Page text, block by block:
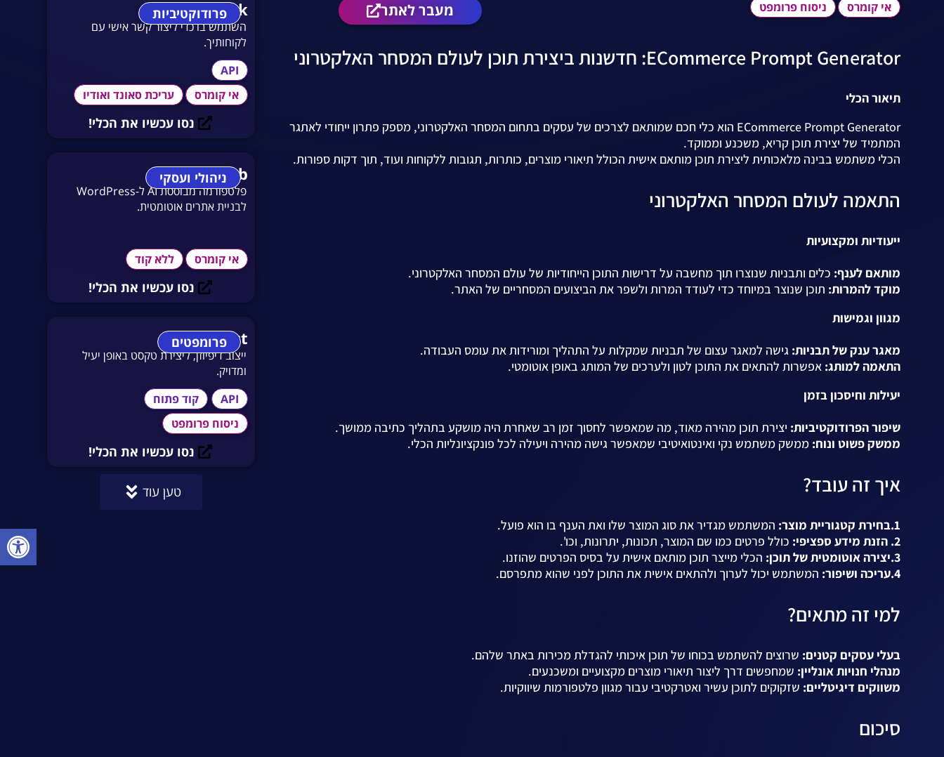
אי קומרס ניסוח פרומפט מעבר לאתר
ECommerce Prompt Generator: חדשנות ביצירת תוכן לעולם המסחר האלקטרוני
תיאור הכלי
ECommerce Prompt Generator הוא כלי חכם שמותאם לצרכים של עסקים בתחום המסחר האלקטרוני, מספק פתרון ייחודי לאתגר
המתמיד של יצירת תוכן קריא, משכנע וממוקד.
הכלי משתמש בבינה מלאכותית ליצירת תוכן מותאם אישית הכולל תיאורי מוצרים, כותרות, תגובות ללקוחות ועוד, תוך דקות ספורות.
התאמה לעולם המסחר האלקטרוני
ייעודיות ומקצועיות
מותאם לענף: כלים ותבניות שנוצרו תוך מחשבה על דרישות התוכן הייחודיות של עולם המסחר האלקטרוני.
מוקד להמרות: תוכן שנוצר במיוחד כדי לעודד המרות ולשפר את הביצועים המסחריים של האתר.
מגוון וגמישות
מאגר ענק של תבניות: גישה למאגר עצום של תבניות שמקלות על התהליך ומורידות את עומס העבודה.
התאמה למותג: אפשרות להתאים את התוכן לטון ולערכים של המותג באופן אוטומטי.
יעילות וחיסכון בזמן
שיפור הפרודוקטיביות: יצירת תוכן מהירה מאוד, מה שמאפשר לחסוך זמן רב שאחרת היה מושקע בתהליך כתיבה ממושך.
ממשק פשוט ונוח: ממשק משתמש נקי ואינטואיטיבי שמאפשר גישה מהירה ויעילה לכל פונקציונליות הכלי.
איך זה עובד?
1.בחירת קטגוריית מוצר:
המשתמש מגדיר את סוג המוצר שלו ואת הענף בו הוא פועל.
2. הזנת מידע ספציפי:
כולל פרטים כמו שם המוצר, תכונות, יתרונות, וכו'.
3.יצירה אוטומטית של תוכן:
הכלי מייצר תוכן מותאם אישית על בסיס הפרטים שהוזנו.
4.עריכה ושיפור:
המשתמש יכול לערוך ולהתאים אישית את התוכן לפני שהוא מתפרסם.
למי זה מתאים?
בעלי עסקים קטנים: שרוצים להשתמש בכוחו של תוכן איכותי להגדלת מכירות באתר שלהם.
מנהלי חנויות אונליין: שמחפשים דרך ליצור תיאורי מוצרים מקצועיים ומשכנעים.
משווקים דיגיטליים: שזקוקים לתוכן עשיר ואטרקטיבי עבור מגוון פלטפורמות שיווקיות.
סיכום
פרודוקטיביות
Maverick
השתמש בו כדי ליצור קשר אישי עם
לקוחותיך.
API
אי קומרס
עריכת סאונד ואודיו
נסו עכשיו את הכלי!
ניהולי ועסקי
10Web
פלטפורמה מבוססת AI ל-WordPress
לבניית אתרים אוטומטית.
אי קומרס ללא קוד
נסו עכשיו את הכלי!
פרומפטים
Promptist
ייצוב דיפיוזן, ליצירת טקסט באופן יעיל
ומדויק.
API
קוד פתוח
ניסוח פרומפט
נסו עכשיו את הכלי!
טען עוד
פתח